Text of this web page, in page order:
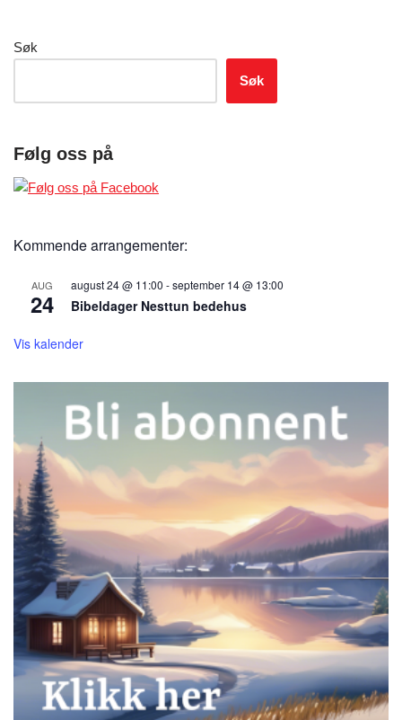
Søk
Søk
Følg oss på
Kommende arrangementer:
AUG
24
august 24 @ 11:00 -september 14 @ 13:00
Bibeldager Nesttun bedehus
Vis kalender